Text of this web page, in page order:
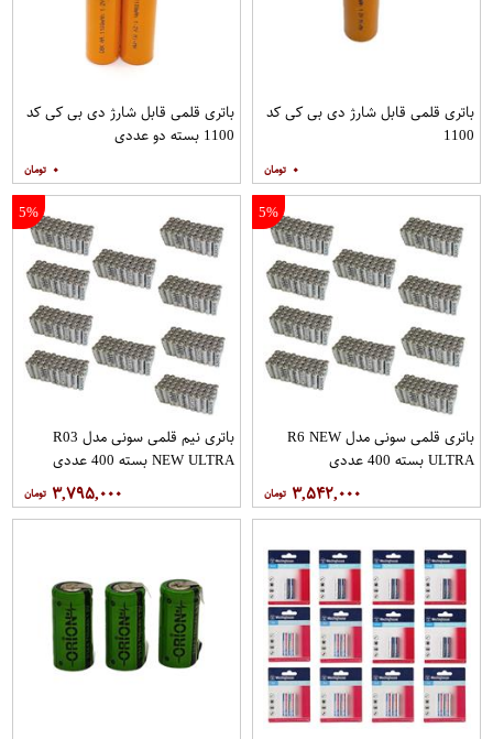
باتری قلمی قابل شارژ دی بی کی کد
1100
۰
باتری قلمی قابل شارژ دی بی کی کد
1100 بسته دو عددی
۰
5%
باتری قلمی سونی مدل R6 NEW
ULTRA بسته 400 عددی
۳,۵۴۲,۰۰۰
5%
باتری نیم قلمی سونی مدل R03
NEW ULTRA بسته 400 عددی
۳,۷۹۵,۰۰۰